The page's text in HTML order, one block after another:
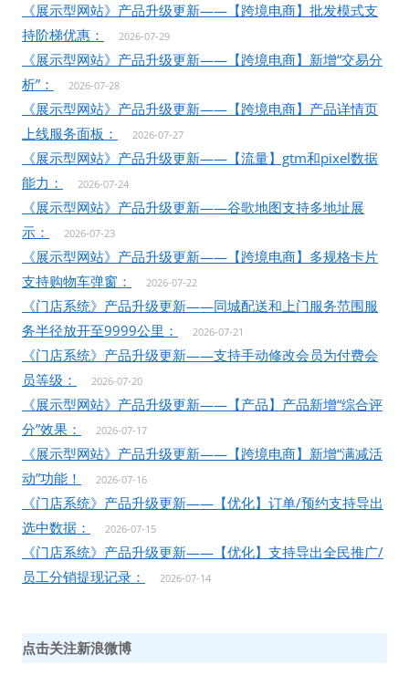
《展示型网站》产品升级更新——【跨境电商】批发模式支
持阶梯优惠：
2026-07-29
《展示型网站》产品升级更新——【跨境电商】新增“交易分
析”：
2026-07-28
《展示型网站》产品升级更新——【跨境电商】产品详情页
上线服务面板：
2026-07-27
《展示型网站》产品升级更新——【流量】gtm和pixel数据
能力：
2026-07-24
《展示型网站》产品升级更新——谷歌地图支持多地址展
示：
2026-07-23
《展示型网站》产品升级更新——【跨境电商】多规格卡片
支持购物车弹窗：
2026-07-22
《门店系统》产品升级更新——同城配送和上门服务范围服
务半径放开至9999公里：
2026-07-21
《门店系统》产品升级更新——支持手动修改会员为付费会
员等级：
2026-07-20
《展示型网站》产品升级更新——【产品】产品新增“综合评
分”效果：
2026-07-17
《展示型网站》产品升级更新——【跨境电商】新增“满减活
动”功能！
2026-07-16
《门店系统》产品升级更新——【优化】订单/预约支持导出
选中数据：
2026-07-15
《门店系统》产品升级更新——【优化】支持导出全民推广/
员工分销提现记录：
2026-07-14
点击关注新浪微博